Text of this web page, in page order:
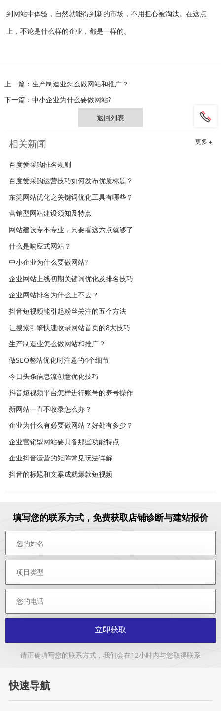
到网站中体验，自然就能得到新的市场，不用担心被淘汰。在这点
上，不论是什么样的企业，都是一样的。
上一篇： 生产制造业怎么做网站和推广？
下一篇： 中小企业为什么要做网站?
返回列表
相关新闻 更多 +
百度爱采购排名规则
百度爱采购运营技巧如何发布优质标题？
东莞网站优化之关键词优化工具有哪些？
营销型网站建设须知及特点
网站建设专不专业，只要看这六点就够了
什么是响应式网站？
中小企业为什么要做网站?
企业网站上线初期关键词优化及排名技巧
企业网站排名为什么上不去？
抖音短视频能引起粉丝关注的五个方法
让搜索引擎快速收录网站首页的8大技巧
生产制造业怎么做网站和推广？
做SEO整站优化时注意的4个细节
今日头条信息流创意优化技巧
抖音短视频平台怎样进行账号的养号操作
新网站一直不收录怎么办？
企业为什么有必要做网站？好处有多少？
企业营销型网站要具备那些功能特点
企业抖音运营的矩阵常见玩法详解
抖音的标题和文案成就爆款短视频
填写您的联系方式，免费获取店铺诊断与建站报价
立即获取
请正确填写您的联系方式，我们会在12小时内与您取得联系
快速导航